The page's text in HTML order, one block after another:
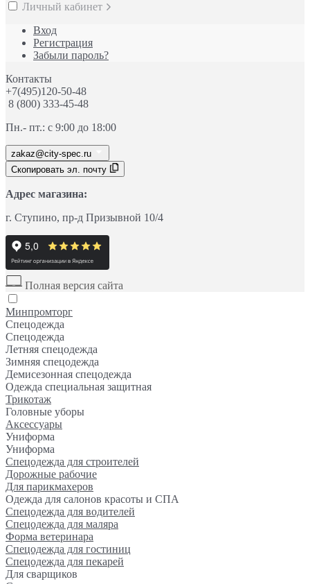
Личный кабинет
Вход
Регистрация
Забыли пароль?
Контакты
+7(495)120-50-48
8 (800) 333-45-48
Пн.- пт.: с 9:00 до 18:00
zakaz@city-spec.ru
Скопировать эл. почту
Адрес магазина:
г. Ступино, пр-д Призывной 10/4
Полная версия сайта
Минпромторг
Спецодежда
Спецодежда
Летняя спецодежда
Зимняя спецодежда
Демисезонная спецодежда
Одежда специальная защитная
Трикотаж
Головные уборы
Аксессуары
Униформа
Униформа
Спецодежда для строителей
Дорожные рабочие
Для парикмахеров
Одежда для салонов красоты и СПА
Спецодежда для водителей
Спецодежда для маляра
Форма ветеринара
Спецодежда для гостиниц
Спецодежда для пекарей
Для сварщиков